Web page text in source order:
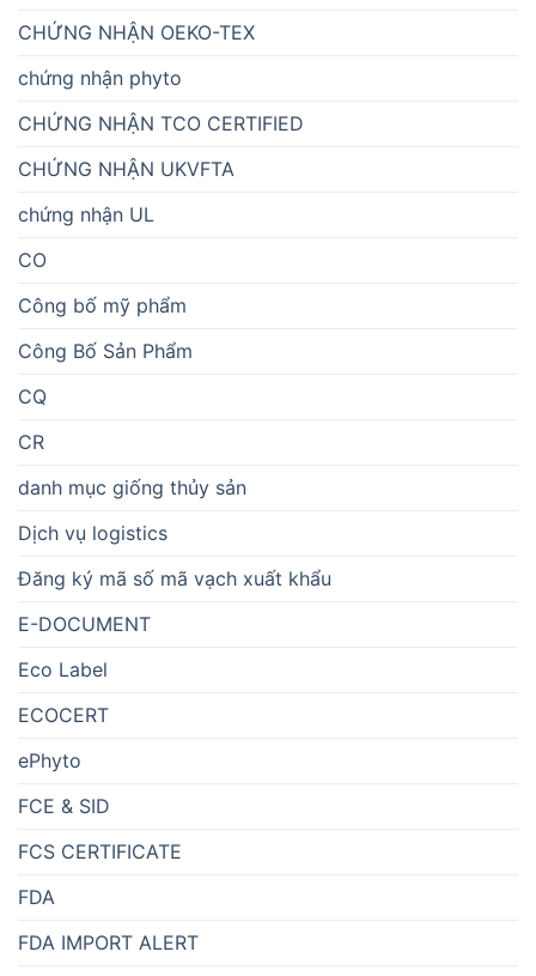
CHỨNG NHẬN OEKO-TEX
chứng nhận phyto
CHỨNG NHẬN TCO CERTIFIED
CHỨNG NHẬN UKVFTA
chứng nhận UL
CO
Công bố mỹ phẩm
Công Bố Sản Phẩm
CQ
CR
danh mục giống thủy sản
Dịch vụ logistics
Đăng ký mã số mã vạch xuất khẩu
E-DOCUMENT
Eco Label
ECOCERT
ePhyto
FCE & SID
FCS CERTIFICATE
FDA
FDA IMPORT ALERT